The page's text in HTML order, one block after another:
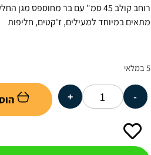
רוחב קולב 45 סמ" עם בר מחוספס מגן החלקה למכנסיים
מתאים במיוחד למעילים, ז'קטים, חליפות
5 במלאי
-
+